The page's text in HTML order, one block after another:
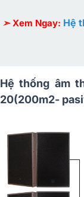
➣Xem Ngay: Hệ
Hệ thống âm
20(200m2-